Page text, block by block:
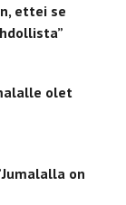
ettei se
olet
on